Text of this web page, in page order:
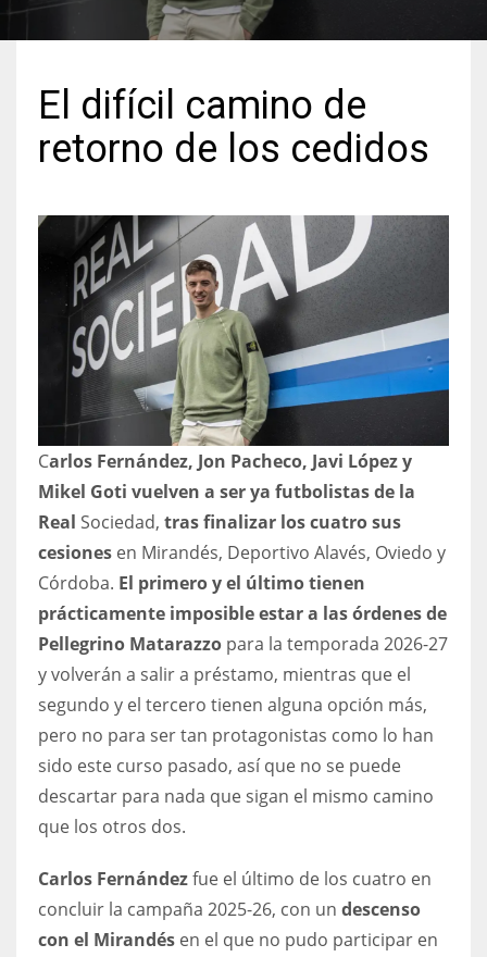
NYJ
ATL
IND
34
MIN
6
16
OAK
El difícil camino de
retorno de los cedidos
Carlos Fernández, Jon Pacheco, Javi López y
Mikel Goti vuelven a ser ya futbolistas de la
Real Sociedad, tras finalizar los cuatro sus
cesiones en Mirandés, Deportivo Alavés, Oviedo y
Córdoba. El primero y el último tienen
prácticamente imposible estar a las órdenes de
Pellegrino Matarazzo para la temporada 2026-27
y volverán a salir a préstamo, mientras que el
segundo y el tercero tienen alguna opción más,
pero no para ser tan protagonistas como lo han
sido este curso pasado, así que no se puede
descartar para nada que sigan el mismo camino
que los otros dos.
Carlos Fernándezfue el último de los cuatro en
concluir la campaña 2025-26, con un descenso
con el Mirandés en el que no pudo participar en